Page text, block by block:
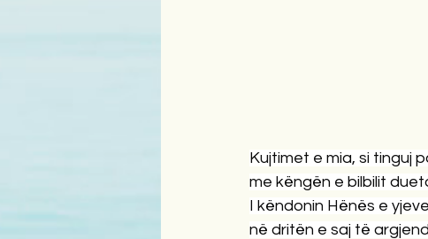
Kujtimet e mia, si tinguj
me këngën e bilbilit
I këndonin Hënës e
në dritën e saj të